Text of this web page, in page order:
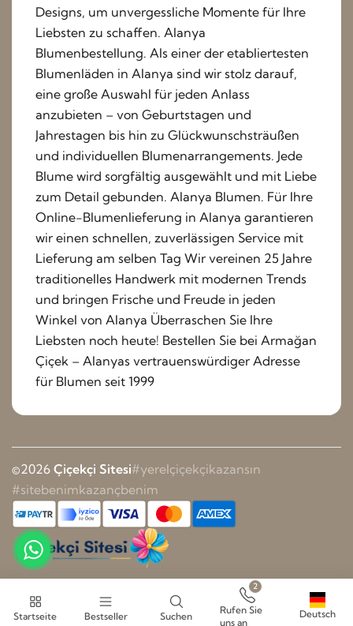
Designs, um unvergessliche Momente für Ihre
Liebsten zu schaffen. Alanya
Blumenbestellung. Als einer der etabliertesten
Blumenläden in Alanya sind wir stolz darauf,
eine große Auswahl für jeden Anlass
anzubieten – von Geburtstagen und
Jahrestagen bis hin zu Glückwunschsträußen
und individuellen Blumenarrangements. Jede
Blume wird sorgfältig ausgewählt und mit Liebe
zum Detail gebunden. Alanya Blumen. Für Ihre
Online-Blumenlieferung in Alanya garantieren
wir einen schnellen, zuverlässigen Service mit
Lieferung am selben Tag Wir vereinen 25 Jahre
traditionelles Handwerk mit modernen Trends
und bringen Frische und Freude in jeden
Winkel von Alanya Überraschen Sie Ihre
Liebsten noch heute! Bestellen Sie bei Armağan
Çiçek – Alanyas vertrauenswürdiger Adresse
für Blumen seit 1999
©2026 Çiçekçi Sitesi#yerelçiçekçikazansın
#sitebenimkazançbenim
Startseite Bestseller Suchen
2
Rufen Sie
uns an
Deutsch